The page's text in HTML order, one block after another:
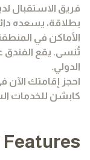
فريق الاستقبال
بطلاقة، يسعده
الأماكن في
الدولي.
احجز إقامتك
كابشن للخدمات
Features